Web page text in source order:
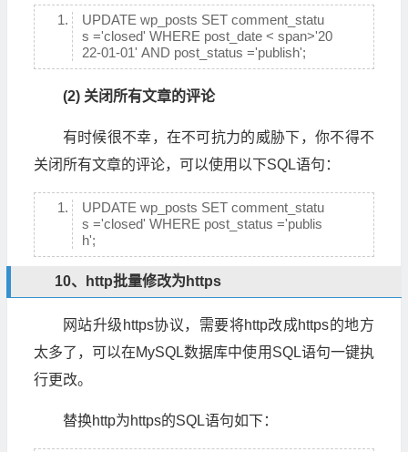
UPDATE wp_posts SET comment_statu
s ='closed' WHERE post_date < span>'20
22-01-01' AND post_status ='publish';
(2) 关闭所有文章的评论
有时候很不幸，在不可抗力的威胁下，你不得不
关闭所有文章的评论，可以使用以下SQL语句：
UPDATE wp_posts SET comment_statu
s ='closed' WHERE post_status ='publis
h';
10、http批量修改为https
网站升级https协议，需要将http改成https的地方
太多了，可以在MySQL数据库中使用SQL语句一键执
行更改。
替换http为https的SQL语句如下：